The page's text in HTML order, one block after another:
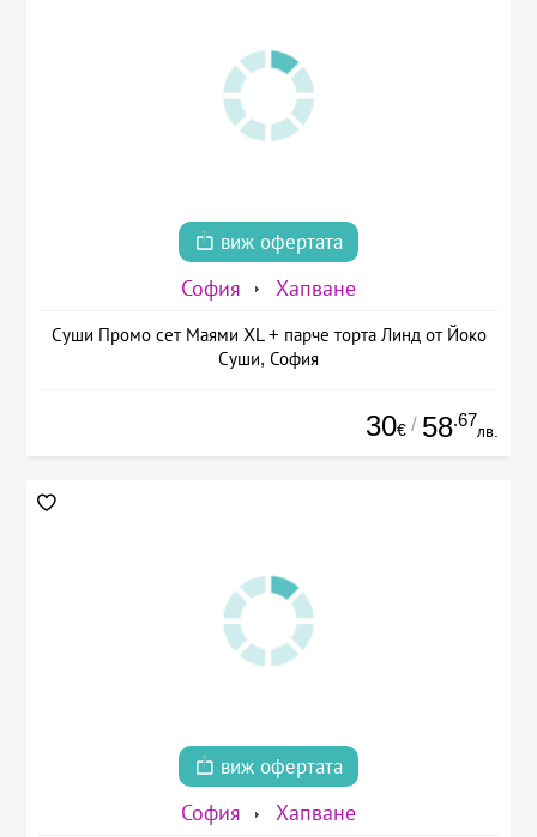
виж офертата
София Хапване
Суши Промо сет Маями XL + парче торта Линд от Йоко
Суши, София
30€ / 58.67
лв.
виж офертата
София Хапване